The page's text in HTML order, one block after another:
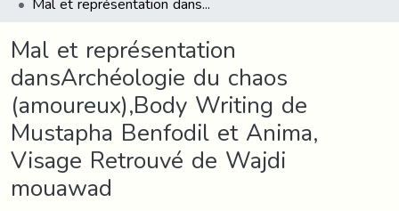
Mal et représentation
dansArchéologie du chaos
(amoureux),Body Writing de
Mustapha Benfodil et Anima,
Visage Retrouvé de Wajdi
mouawad